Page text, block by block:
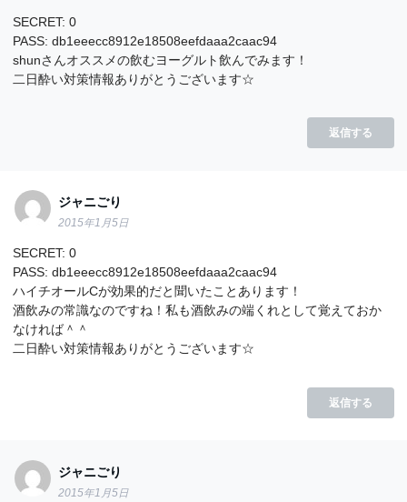
SECRET: 0
PASS: db1eeecc8912e18508eefdaaa2caac94
shunさんオススメの飲むヨーグルト飲んでみます！
二日酔い対策情報ありがとうございます☆
返信する
ジャニごり
2015年1月5日
SECRET: 0
PASS: db1eeecc8912e18508eefdaaa2caac94
ハイチオールCが効果的だと聞いたことあります！
酒飲みの常識なのですね！私も酒飲みの端くれとして覚えておか
なければ＾＾
二日酔い対策情報ありがとうございます☆
返信する
ジャニごり
2015年1月5日